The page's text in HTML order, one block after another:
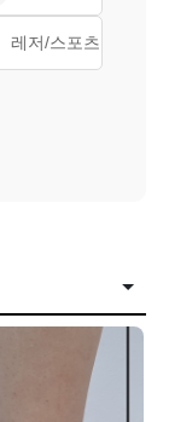
레저/스포츠